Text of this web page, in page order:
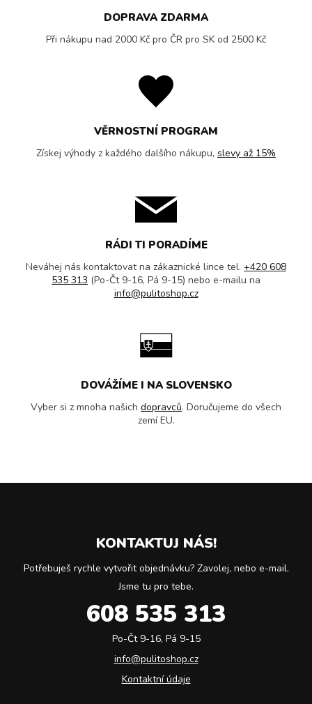
DOPRAVA ZDARMA
Při nákupu nad 2000 Kč pro ČR pro SK od 2500 Kč
VĚRNOSTNÍ PROGRAM
Získej výhody z každého dalšího nákupu, slevy až 15%
RÁDI TI PORADÍME
Neváhej nás kontaktovat na zákaznické lince tel. +420 608
535 313 (Po-Čt 9-16, Pá 9-15) nebo e-mailu na
info@pulitoshop.cz
DOVÁŽÍME I NA SLOVENSKO
Vyber si z mnoha našich dopravců. Doručujeme do všech
zemí EU.
KONTAKTUJ NÁS!
Potřebuješ rychle vytvořit objednávku? Zavolej, nebo e-mail.
Jsme tu pro tebe.
608 535 313
Po-Čt 9-16, Pá 9-15
info@pulitoshop.cz
Kontaktní údaje